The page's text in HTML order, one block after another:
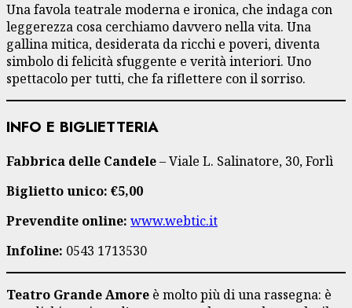
Una favola teatrale moderna e ironica, che indaga con
leggerezza cosa cerchiamo davvero nella vita. Una
gallina mitica, desiderata da ricchi e poveri, diventa
simbolo di felicità sfuggente e verità interiori. Uno
spettacolo per tutti, che fa riflettere con il sorriso.
INFO E BIGLIETTERIA
Fabbrica delle Candele– Viale L. Salinatore, 30, Forlì
Biglietto unico: €5,00
Prevendite online: www.webtic.it
Infoline: 0543 1713530
Teatro Grande Amore è molto più di una rassegna: è